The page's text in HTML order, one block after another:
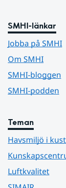
SMHI-länkar
Jobba på SMHI
Om SMHI
SMHI-bloggen
SMHI-podden
Teman
Havsmiljö i
Luftkvalitet